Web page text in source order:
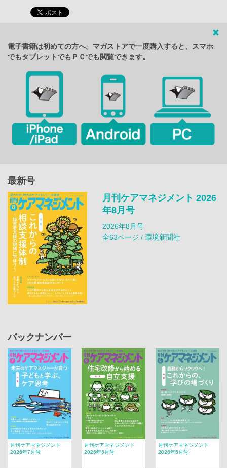
電子書籍は初めての方へ。マガストアで一度購入すると、スマホ
でもタブレットでもＰＣでも閲覧できます。
最新号
月刊ケアマネジメント 2026
年8月号
2026年8月号
全63ページ / 環境新聞社
バックナンバー
月刊ケアマネジメント
2026年7月号
月刊ケアマネジメント
2026年6月号
月刊ケアマネジメント
2026年5月号